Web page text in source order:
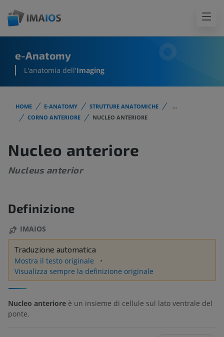
e-Anatomy
L'anatomia dell'Imaging
HOME E-ANATOMY STRUTTURE ANATOMICHE
...
CORNO ANTERIORE
NUCLEO ANTERIORE
Nucleo anteriore
Nucleus anterior
Definizione
IMAIOS
Traduzione automatica
Mostra il testo originale
Visualizza sempre la definizione originale
Nucleo anteriore è un insieme di cellule sul lato ventrale del
ponte.